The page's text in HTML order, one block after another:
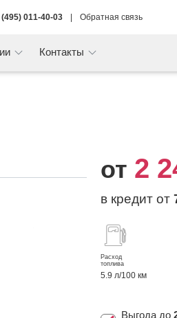
(495) 011-40-03 Обратная связь
Контакты
от 2
в кредит от
Расход
топлива
5.9 л/100 км
Выгода до